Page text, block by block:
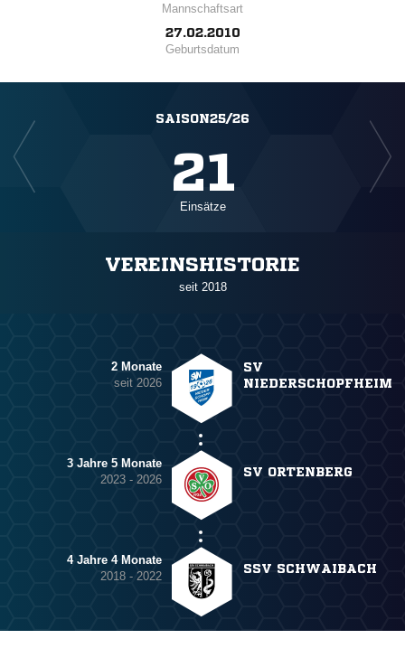
Mannschaftsart
27.02.2010
Geburtsdatum
SAISON25/26
21
Einsätze
VEREINSHISTORIE
seit 2018
2 Monate
seit 2026
SV
NIEDERSCHOPFHEIM
3 Jahre 5 Monate
2023 - 2026
SV ORTENBERG
4 Jahre 4 Monate
2018 - 2022
SSV SCHWAIBACH